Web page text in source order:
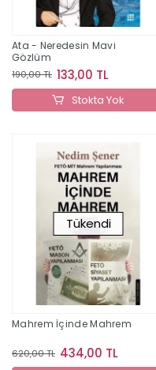
Ata - Neredesin Mavi
Gözlüm
190,00 TL 133,00 TL
Stokta Yok
Tükendi
Mahrem İçinde Mahrem
620,00 TL 434,00 TL